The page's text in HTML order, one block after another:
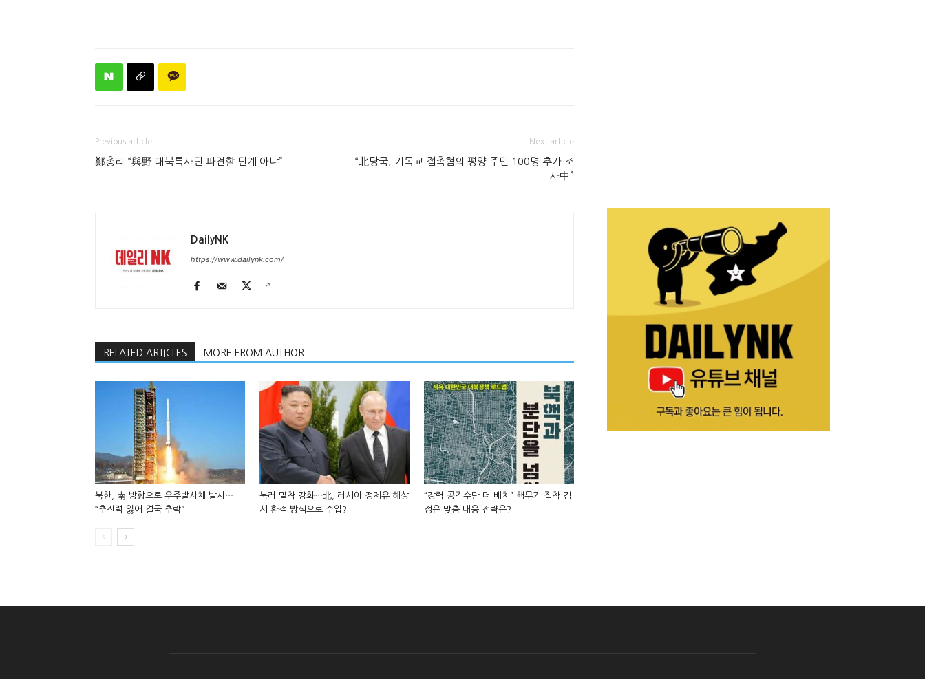
Previous article
鄭총리 “與野 대북특사단 파견할 단계 아냐”
Next article
“北당국, 기독교 접촉혐의 평양 주민 100명 추가 조
사中”
DailyNK
https://www.dailynk.com/
RELATED ARTICLES MORE FROM AUTHOR
북한, 南 방향으로 우주발사체 발사…
“추진력 잃어 결국 추락”
북러 밀착 강화…北, 러시아 정제유 해상
서 환적 방식으로 수입?
“강력 공격수단 더 배치” 핵무기 집착 김
정은 맞춤 대응 전략은?